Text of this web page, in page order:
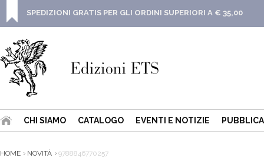
SPEDIZIONI GRATIS PER GLI ORDINI SUPERIORI A € 35,00
CHI SIAMO CATALOGO EVENTI E NOTIZIE
HOME NOVITÀ 9788846770257